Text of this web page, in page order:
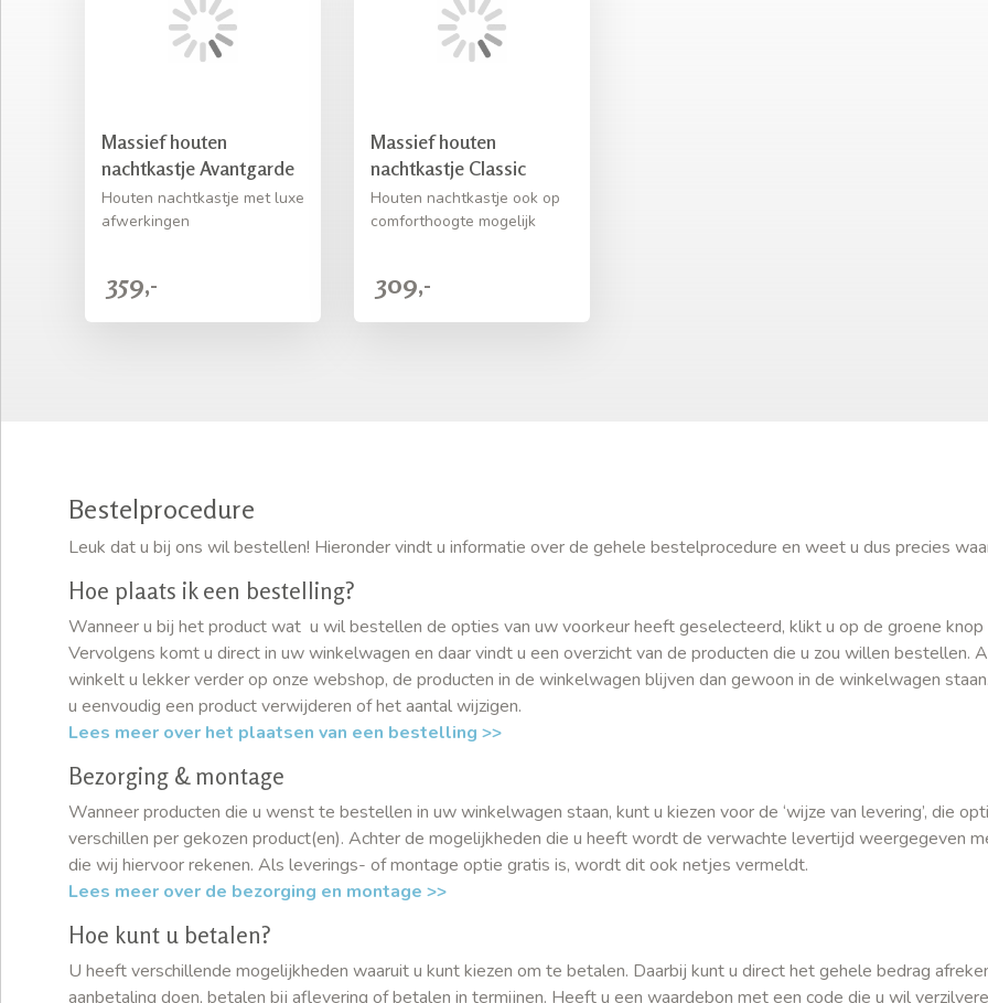
Massief houten
nachtkastje Avantgarde
Houten nachtkastje met luxe
afwerkingen
359,-
Massief houten
nachtkastje Classic
Houten nachtkastje ook op
comforthoogte mogelijk
309,-
Bestelprocedure
Leuk dat u bij ons wil bestellen! Hieronder vindt u informatie over de gehele bestelprocedure en weet u dus precies
Hoe plaats ik een bestelling?
Wanneer u bij het product wat u wil bestellen de opties van uw voorkeur heeft geselecteerd, klikt u op de groene
Vervolgens komt u direct in uw winkelwagen en daar vindt u een overzicht van de producten die u zou willen bestellen.
winkelt u lekker verder op onze webshop, de producten in de winkelwagen blijven dan gewoon in de winkelwagen
u eenvoudig een product verwijderen of het aantal wijzigen.
Lees meer over het plaatsen van een bestelling >>
Bezorging & montage
Wanneer producten die u wenst te bestellen in uw winkelwagen staan, kunt u kiezen voor de ‘wijze van levering’, die
verschillen per gekozen product(en). Achter de mogelijkheden die u heeft wordt de verwachte levertijd weergegeven
die wij hiervoor rekenen. Als leverings- of montage optie gratis is, wordt dit ook netjes vermeldt.
Lees meer over de bezorging en montage >>
Hoe kunt u betalen?
U heeft verschillende mogelijkheden waaruit u kunt kiezen om te betalen. Daarbij kunt u direct het gehele bedrag
aanbetaling doen, betalen bij aflevering of betalen in termijnen. Heeft u een waardebon met een code die u wil